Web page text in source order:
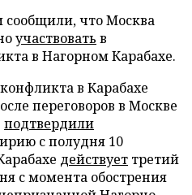
что Москва
участвовать в
в Нагорном Карабахе.
в Карабахе
переговоров в Москве
подтвердили
с полудня 10
действует третий
с момента обострения